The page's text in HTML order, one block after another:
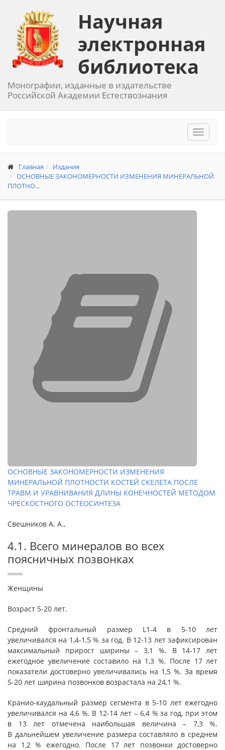
Научная
электронная
библиотека
Монографии, изданные в издательстве
Российской Академии Естествознания
Toggle
Главная
Издания
ОСНОВНЫЕ ЗАКОНОМЕРНОСТИ ИЗМЕНЕНИЯ МИНЕРАЛЬНОЙ
ПЛОТНО...
ОСНОВНЫЕ ЗАКОНОМЕРНОСТИ ИЗМЕНЕНИЯ
МИНЕРАЛЬНОЙ ПЛОТНОСТИ КОСТЕЙ СКЕЛЕТА ПОСЛЕ
ТРАВМ И УРАВНИВАНИЯ ДЛИНЫ КОНЕЧНОСТЕЙ МЕТОДОМ
ЧРЕСКОСТНОГО ОСТЕОСИНТЕЗА
Свешников А. А.,
4.1. Всего минералов во всех
поясничных позвонках
Женщины
Возраст 5-20 лет.
Средний фронтальный размер L1-4 в 5-10 лет
увеличивался на 1,4-1,5 % за год. В 12-13 лет зафиксирован
максимальный прирост ширины – 3,1 %. В 14-17 лет
ежегодное увеличение составило на 1,3 %. После 17 лет
показатели достоверно увеличивались на 1,5 %. За время
5-20 лет ширина позвонков возрастала на 24,1 %.
Кранио-каудальный размер сегмента в 5-10 лет ежегодно
увеличивался на 4,6 %. В 12-14 лет – 6,4 % за год, при этом
в 13 лет отмечена наибольшая величина – 7,3 %.
В дальнейшем увеличение размера составляло в среднем
на 1,2 % ежегодно. После 17 лет позвонки достоверно